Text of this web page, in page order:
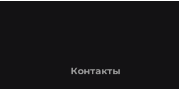
Контакты